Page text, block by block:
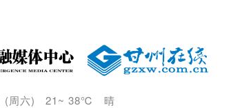
(周六) 21~ 38℃ 晴